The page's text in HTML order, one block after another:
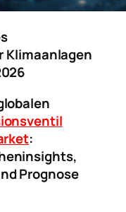
Klimaanlagen
:
Prognose